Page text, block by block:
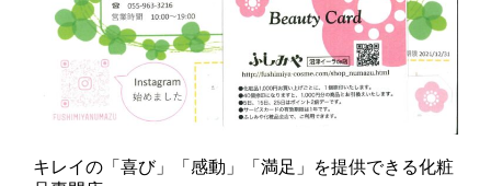
キレイの「喜び」「感動」「満足」を提供できる化粧